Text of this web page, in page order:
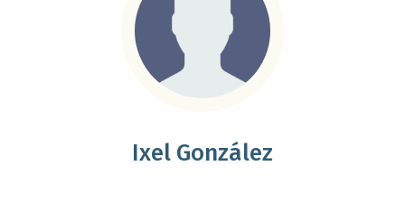
Ixel González